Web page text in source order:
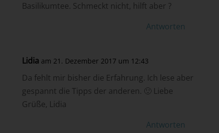
Basilikumtee. Schmeckt nicht, hilft aber ?
Antworten
Lidia am 21. Dezember 2017 um 12:43
Da fehlt mir bisher die Erfahrung. Ich lese aber
gespannt die Tipps der anderen. 🙂 Liebe
Grüße, Lidia
Antworten